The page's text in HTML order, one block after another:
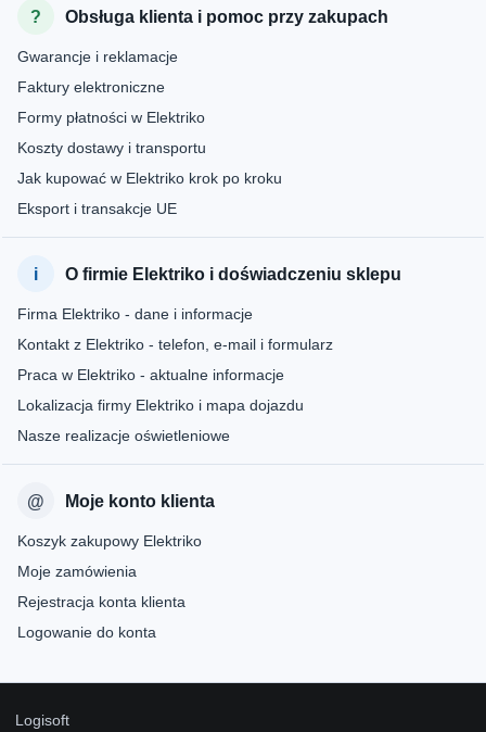
Obsługa klienta i pomoc przy zakupach
Gwarancje i reklamacje
Faktury elektroniczne
Formy płatności w Elektriko
Koszty dostawy i transportu
Jak kupować w Elektriko krok po kroku
Eksport i transakcje UE
O firmie Elektriko i doświadczeniu sklepu
Firma Elektriko - dane i informacje
Kontakt z Elektriko - telefon, e-mail i formularz
Praca w Elektriko - aktualne informacje
Lokalizacja firmy Elektriko i mapa dojazdu
Nasze realizacje oświetleniowe
Moje konto klienta
Koszyk zakupowy Elektriko
Moje zamówienia
Rejestracja konta klienta
Logowanie do konta
Logisoft